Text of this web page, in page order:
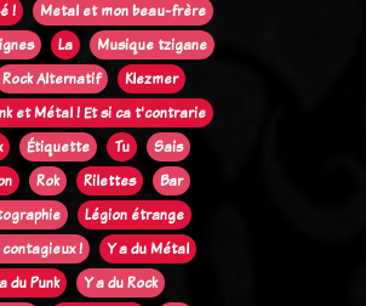
!
Metal et mon beau-frère
La
Musique tzigane
Rock Alternatif
Klezmer
et Métal ! Et si ca t'contrarie
Étiquette Tu
Sais
Rok Rilettes
Bar
Légion étrange
!
Y a du Métal
du Punk
Y a du Rock